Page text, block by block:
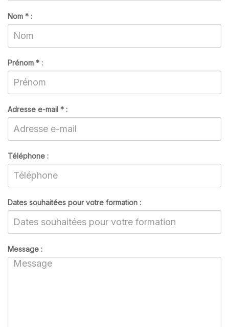
Nom * :
Prénom * :
Adresse e-mail * :
Téléphone :
Dates souhaitées pour votre formation :
Message :